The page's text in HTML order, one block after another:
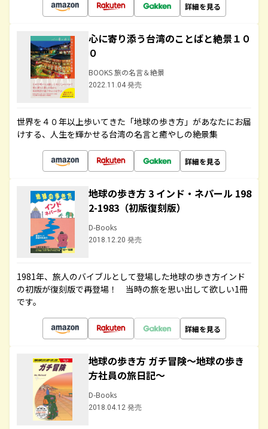
詳細を見る
心に寄り添う台湾のことばと絶景１０
０
BOOKS 旅の名言＆絶景
2022.11.04 発売
世界を４０年以上歩いてきた「地球の歩き方」があなたにお届
けする、人生を輝かせる台湾の名言と癒やしの絶景集
詳細を見る
地球の歩き方 3 インド・ネパール 198
2-1983（初版復刻版）
D-Books
2018.12.20 発売
1981年、旅人のバイブルとして登場した地球の歩き方インド
の初版が復刻版で再登場！ 当時の旅を思い出して欲しい1冊
です。
詳細を見る
地球の歩き方 ガチ冒険～地球の歩き
方社員の旅日記～
D-Books
2018.04.12 発売